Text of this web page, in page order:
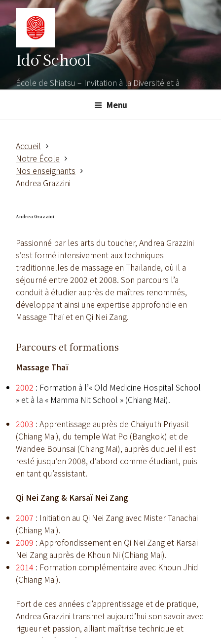
Aller
contenu
Idō School
École de Shiatsu – Invitation à la Diversité et à
Menu
Accueil
Notre École
Nos enseignants
Andrea Grazzini
Andrea Grazzini
Passionné par les arts du toucher, Andrea Grazzini
s’est formé intensivement aux techniques
traditionnelles de massage en Thaïlande, où il a
séjourné entre 2002 et 2008. Son parcours l’a
conduit à étudier auprès de maîtres renommés,
développant ainsi une expertise approfondie en
Massage Thaï et en Qi Nei Zang.
Parcours et formations
Massage Thaï
2002 : Formation à l’« Old Medicine Hospital School
» et à la « Mamma Nit School » (Chiang Mai).
2003 : Apprentissage auprès de Chaiyuth Priyasit
(Chiang Mai), du temple Wat Po (Bangkok) et de
Wandee Bounsai (Chiang Mai), auprès duquel il est
resté jusqu’en 2008, d’abord comme étudiant, puis
en tant qu’assistant.
Qi Nei Zang & Karsaï Nei Zang
2007 : Initiation au Qi Nei Zang avec Mister Tanachai
(Chiang Mai).
2009 : Approfondissement en Qi Nei Zang et Karsaï
Nei Zang auprès de Khoun Ni (Chiang Mai).
2014 : Formation complémentaire avec Khoun Jhid
(Chiang Mai).
Fort de ces années d’apprentissage et de pratique,
Andrea Grazzini transmet aujourd’hui son savoir avec
rigueur et passion, alliant maîtrise technique et